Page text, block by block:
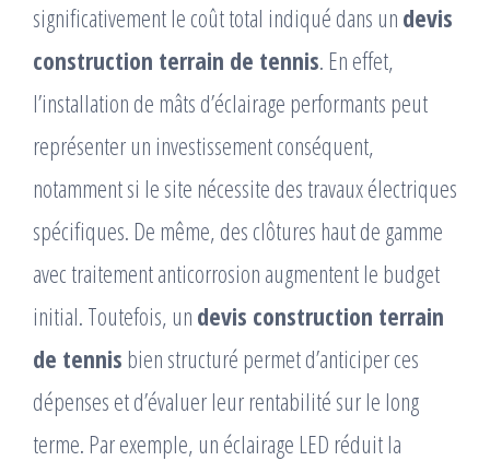
significativement le coût total indiqué dans un devis
construction terrain de tennis. En effet,
l’installation de mâts d’éclairage performants peut
représenter un investissement conséquent,
notamment si le site nécessite des travaux électriques
spécifiques. De même, des clôtures haut de gamme
avec traitement anticorrosion augmentent le budget
initial. Toutefois, un devis construction terrain
de tennis bien structuré permet d’anticiper ces
dépenses et d’évaluer leur rentabilité sur le long
terme. Par exemple, un éclairage LED réduit la